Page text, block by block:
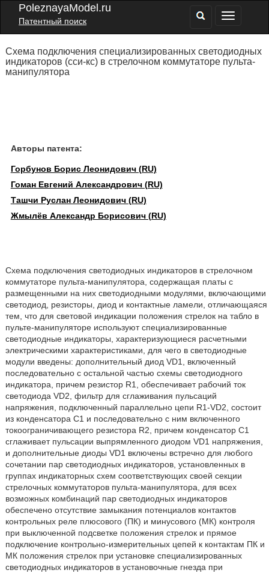
PoleznayaModel.ru
Патентный поиск
Схема подключения специализированных светодиодных
индикаторов (сси-кс) в стрелочном коммутаторе пульта-
манипулятора
Авторы патента:
Горбунов Борис Леонидович (RU)
Гоман Евгений Александрович (RU)
Ташчи Руслан Леонидович (RU)
Жмылёв Александр Борисович (RU)
Схема подключения светодиодных индикаторов в стрелочном
коммутаторе пульта-манипулятора, содержащая платы с
размещенными на них светодиодными модулями, включающими
светодиод, резисторы, диод и контактные ламели, отличающаяся
тем, что для световой индикации положения стрелок на табло в
пульте-манипуляторе используют специализированные
светодиодные индикаторы, характеризующиеся расчетными
электрическими характеристиками, для чего в светодиодные
модули введены: дополнительный диод VD1, включенный
последовательно с остальной частью схемы светодиодного
индикатора, причем резистор R1, обеспечивает рабочий ток
светодиода VD2, фильтр для сглаживания пульсаций
напряжения, подключенный параллельно цепи R1-VD2, состоит
из конденсатора С1 и последовательно с ним включенного
токоограничивающего резистора R2, причем конденсатор С1
сглаживает пульсации выпрямленного диодом VD1 напряжения,
и дополнительные диоды VD1 включены встречно для любого
сочетании пар светодиодных индикаторов, установленных в
группах индикаторных схем соответствующих своей секции
стрелочных коммутаторов пульта-манипулятора, для всех
возможных комбинаций пар светодиодных индикаторов
обеспечено отсутствие замыкания потенциалов контактов
контрольных реле плюсового (ПК) и минусового (МК) контроля
при выключенной подсветке положения стрелок и прямое
подключение контрольно-измерительных цепей к контактам ПК и
МК положения стрелок при установке специализированных
светодиодных индикаторов в установочные гнезда при